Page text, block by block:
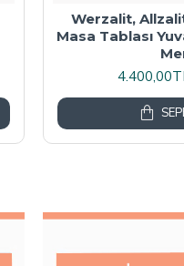
Wermodin Masa
67x67 cm -